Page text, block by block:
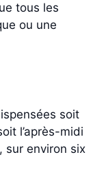
tous les
ou une
soit
l’après-midi
sur environ six